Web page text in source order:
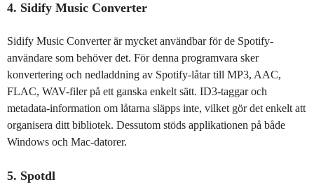
4. Sidify Music Converter
Sidify Music Converter är mycket användbar för de Spotify-
användare som behöver det. För denna programvara sker
konvertering och nedladdning av Spotify-låtar till MP3, AAC,
FLAC, WAV-filer på ett ganska enkelt sätt. ID3-taggar och
metadata-information om låtarna släpps inte, vilket gör det enkelt att
organisera ditt bibliotek. Dessutom stöds applikationen på både
Windows och Mac-datorer.
5. Spotdl